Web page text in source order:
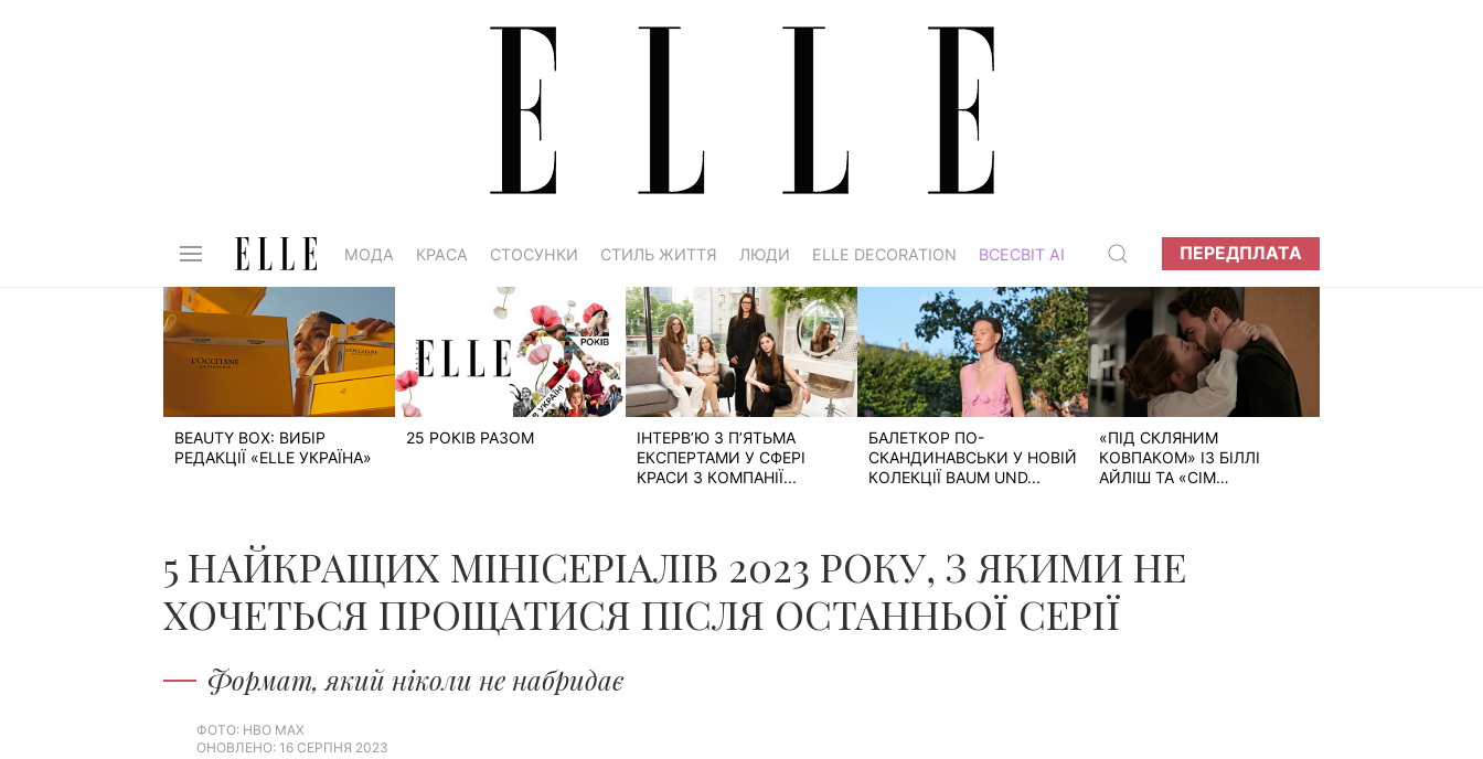
МОДА КРАСА СТОСУНКИ СТИЛЬ ЖИТТЯ ЛЮДИ ELLE DECORATION ВСЕСВІТ АІ ПЕРЕДПЛАТА
BEAUTY BOX: ВИБІР
РЕДАКЦІЇ «ELLE УКРАЇНА»
25 РОКІВ РАЗОМ
ІНТЕРВ’Ю З П’ЯТЬМА
ЕКСПЕРТАМИ У СФЕРІ
КРАСИ З КОМПАНІЇ...
БАЛЕТКОР ПО-
СКАНДИНАВСЬКИ У НОВІЙ
КОЛЕКЦІЇ BAUM UND...
«ПІД СКЛЯНИМ
КОВПАКОМ» ІЗ БІЛЛІ
АЙЛІШ ТА «СІМ
5 НАЙКРАЩИХ МІНІСЕРІАЛІВ 2023 РОКУ, З ЯКИМИ НЕ
ХОЧЕТЬСЯ ПРОЩАТИСЯ ПІСЛЯ ОСТАННЬОЇ СЕРІЇ
Формат, який ніколи не набридає
ФОТО: HBO MAX
ОНОВЛЕНО: 16 СЕРПНЯ 2023